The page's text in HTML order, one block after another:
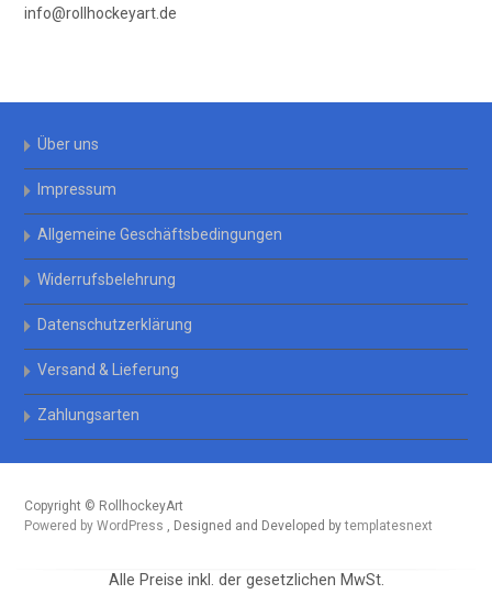
info@rollhockeyart.de
Über uns
Impressum
Allgemeine Geschäftsbedingungen
Widerrufsbelehrung
Datenschutzerklärung
Versand & Lieferung
Zahlungsarten
Copyright © RollhockeyArt
Powered by WordPress
, Designed and Developed bytemplatesnext
Alle Preise inkl. der gesetzlichen MwSt.